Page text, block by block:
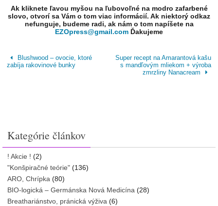
Ak kliknete ľavou myšou na ľubovoľné na modro zafarbené
slovo, otvorí sa Vám o tom viac informácií. Ak niektorý odkaz
nefunguje, budeme radi, ak nám o tom napíšete na
EZOpress@gmail.com Ďakujeme
Blushwood – ovocie, ktoré
zabíja rakovinové bunky
Super recept na Amarantová kašu
s mandľovým mliekom + výroba
zmrzliny Nanacream
Kategórie článkov
! Akcie ! (2)
"Konšpiračné teórie" (136)
ARO, Chrípka (80)
BIO-logická – Germánska Nová Medicína (28)
Breathariánstvo, pránická výživa (6)